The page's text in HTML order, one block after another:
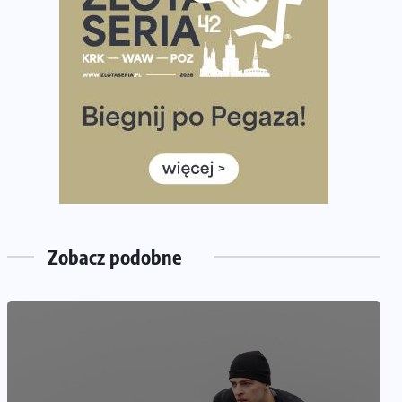
półmaratonem
Już w tę sobotę 35. Bieg Powstania Warszawskiego.
Wystartuje rekordowa liczba uczestników
poradnik przed startem
Ile razy w tygodniu biegać? 3 treningi wystarczą? Jak
często biegać, żeby robić postępy
Już w ten weekend! Przed nami Nocny Portowy
wiedzieć
Zobacz podobne